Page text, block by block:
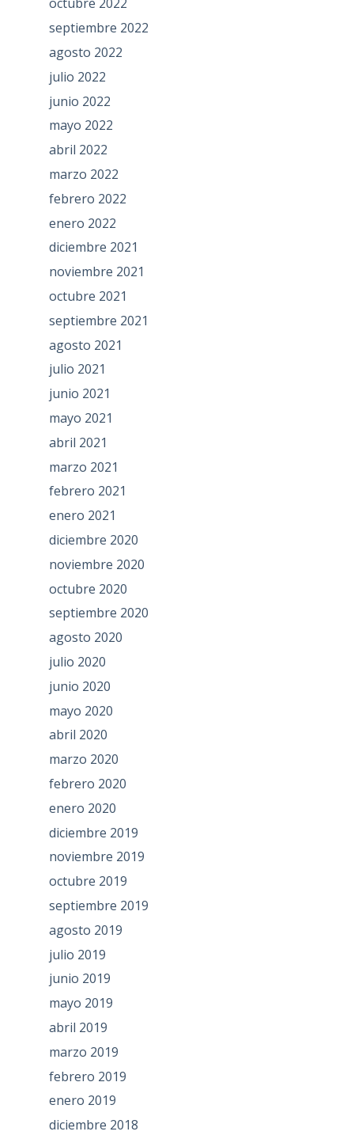
octubre 2022
septiembre 2022
agosto 2022
julio 2022
junio 2022
mayo 2022
abril 2022
marzo 2022
febrero 2022
enero 2022
diciembre 2021
noviembre 2021
octubre 2021
septiembre 2021
agosto 2021
julio 2021
junio 2021
mayo 2021
abril 2021
marzo 2021
febrero 2021
enero 2021
diciembre 2020
noviembre 2020
octubre 2020
septiembre 2020
agosto 2020
julio 2020
junio 2020
mayo 2020
abril 2020
marzo 2020
febrero 2020
enero 2020
diciembre 2019
noviembre 2019
octubre 2019
septiembre 2019
agosto 2019
julio 2019
junio 2019
mayo 2019
abril 2019
marzo 2019
febrero 2019
enero 2019
diciembre 2018